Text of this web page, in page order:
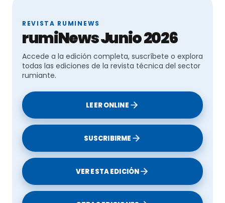
REVISTA RUMINEWS
rumiNews Junio 2026
Accede a la edición completa, suscríbete o explora
todas las ediciones de la revista técnica del sector
rumiante.
LEER ONLINE
SUSCRIBIRME
VER ESTA EDICIÓN